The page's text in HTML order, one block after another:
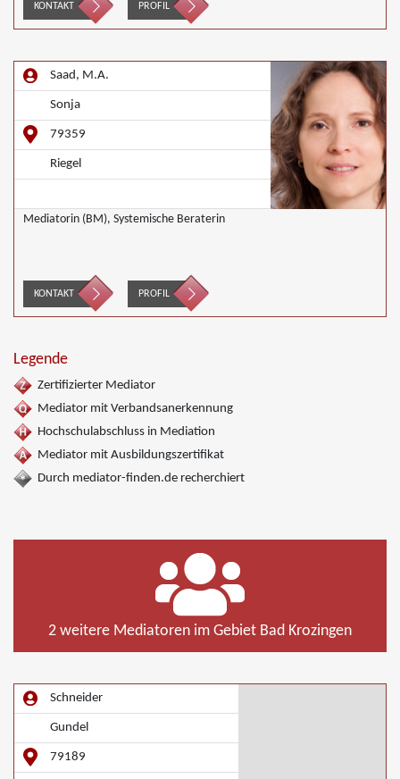
KONTAKT PROFIL
Saad, M.A.
Sonja
79359
Riegel
Mediatorin (BM), Systemische Beraterin
KONTAKT PROFIL
Legende
Zertifizierter Mediator
Mediator mit Verbandsanerkennung
Hochschulabschluss in Mediation
Mediator mit Ausbildungszertifikat
Durch mediator-finden.de recherchiert
2 weitere Mediatoren im Gebiet Bad Krozingen
Schneider
Gundel
79189